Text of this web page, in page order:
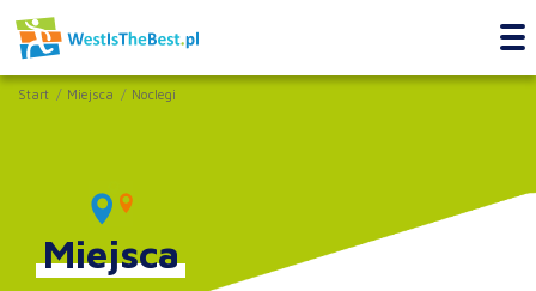
Start Miejsca Noclegi
Miejsca